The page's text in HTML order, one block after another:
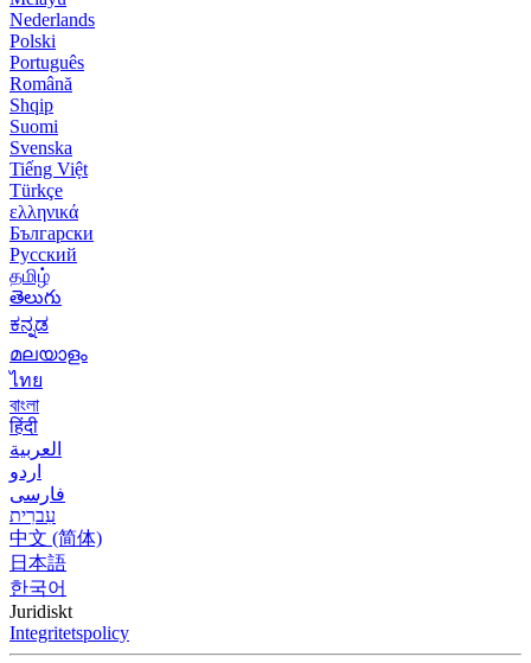
Nederlands
Polski
Português
Română
Shqip
Suomi
Svenska
Tiếng Việt
Türkçe
ελληνικά
Български
Русский
தமிழ்
తెలుగు
ಕನ್ನಡ
മലയാളം
ไทย
বাংলা
हिंदी
العربية
اردو
فارسی
עִברִית
中文 (简体)
日本語
한국어
Juridiskt
Integritetspolicy